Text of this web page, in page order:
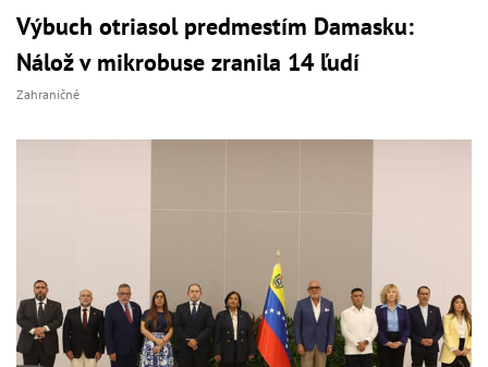
Výbuch otriasol predmestím Damasku:
Nálož v mikrobuse zranila 14 ľudí
Zahraničné